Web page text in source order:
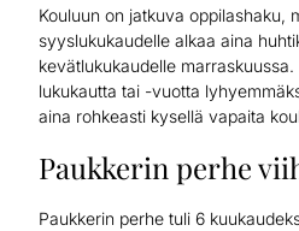
Kouluun on jatkuva oppilashaku,
syyslukukaudelle alkaa aina
kevätlukukaudelle
lukukautta tai -vuotta
aina rohkeasti kysellä vapaita
Paukkerin perhe
Paukkerin perhe tuli 6